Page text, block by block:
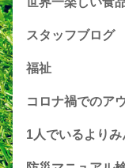
スタッフブログ
福祉
コロナ禍でのア
1人でいるよりみ